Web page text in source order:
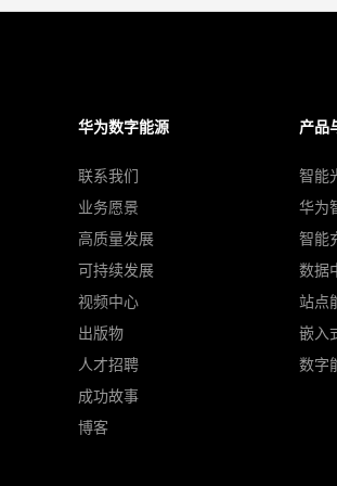
华为数字能源
联系我们
业务愿景
高质量发展
可持续发展
视频中心
出版物
人才招聘
成功故事
博客
产品
智能
华为
智能
数据
站点
嵌入
数字